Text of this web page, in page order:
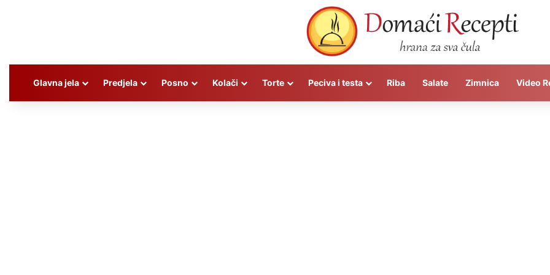
Glavna jela Predjela Posno Kolači Torte Peciva i testa Riba Salate Zimnica Video